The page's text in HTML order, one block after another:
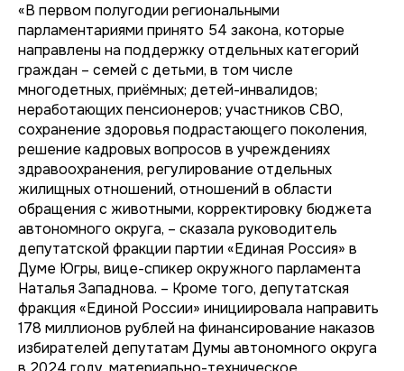
«В первом полугодии региональными
парламентариями принято 54 закона, которые
направлены на поддержку отдельных категорий
граждан – семей с детьми, в том числе
многодетных, приёмных; детей-инвалидов;
неработающих пенсионеров; участников СВО,
сохранение здоровья подрастающего поколения,
решение кадровых вопросов в учреждениях
здравоохранения, регулирование отдельных
жилищных отношений, отношений в области
обращения с животными, корректировку бюджета
автономного округа, – сказала руководитель
депутатской фракции партии «Единая Россия» в
Думе Югры, вице-спикер окружного парламента
Наталья Западнова. – Кроме того, депутатская
фракция «Единой России» инициировала направить
178 миллионов рублей на финансирование наказов
избирателей депутатам Думы автономного округа